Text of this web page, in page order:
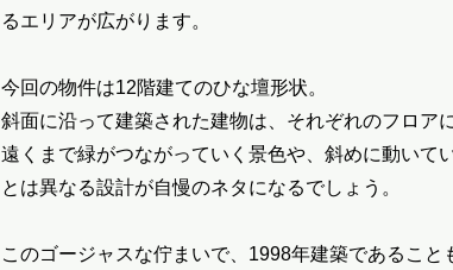
るエリアが広がります。
今回の物件は12階建てのひな壇形状。
斜面に沿って建築された建物は、それぞれのフロア
遠くまで緑がつながっていく景色や、斜めに動いて
とは異なる設計が自慢のネタになるでしょう。
このゴージャスな佇まいで、1998年建築であること